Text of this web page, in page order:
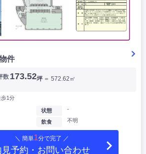
件
数 173.52坪 ＝ 572.62㎡
1分
状態 -
飲食 不明
＼ 簡単1分で完了 ／
見予約・お問い合わせ